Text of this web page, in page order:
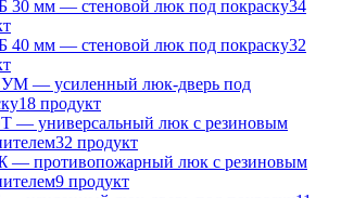
мм — стеновой люк под покраску34
мм — стеновой люк под покраску32
— усиленный люк-дверь под
18 продукт
универсальный люк с резиновым
32 продукт
противопожарный люк с резиновым
9 продукт